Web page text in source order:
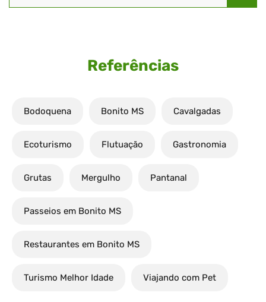
Referências
Bodoquena Bonito MS Cavalgadas
Ecoturismo Flutuação Gastronomia
Grutas Mergulho Pantanal
Passeios em Bonito MS
Restaurantes em Bonito MS
Turismo Melhor Idade Viajando com Pet